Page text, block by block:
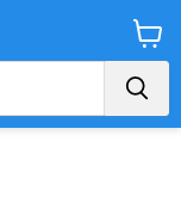
Košík